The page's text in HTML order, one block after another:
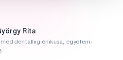
Rita
dentálhigiénikusa, egyetemi